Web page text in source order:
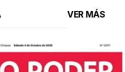
VER MÁS